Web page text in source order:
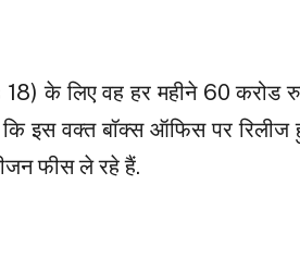
के लिए वह हर महीने 60 करोड
इस वक्त बॉक्स ऑफिस पर रिलीज
फीस ले रहे हैं.